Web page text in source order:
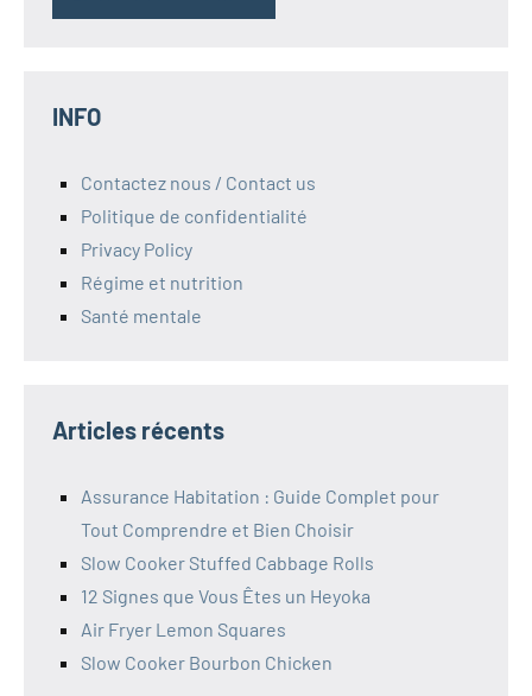
INFO
Contactez nous / Contact us
Politique de confidentialité
Privacy Policy
Régime et nutrition
Santé mentale
Articles récents
Assurance Habitation : Guide Complet pour
Tout Comprendre et Bien Choisir
Slow Cooker Stuffed Cabbage Rolls
12 Signes que Vous Êtes un Heyoka
Air Fryer Lemon Squares
Slow Cooker Bourbon Chicken